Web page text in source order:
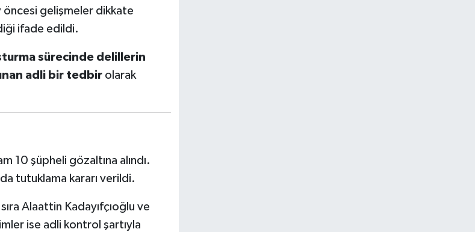
öncesi gelişmeler dikkate
ifade edildi.
sürecinde delillerin
adli bir tedbirolarak
10 şüpheli gözaltına alındı.
tutuklama kararı verildi.
Alaattin Kadayıfçıoğlu ve
ise adli kontrol şartıyla